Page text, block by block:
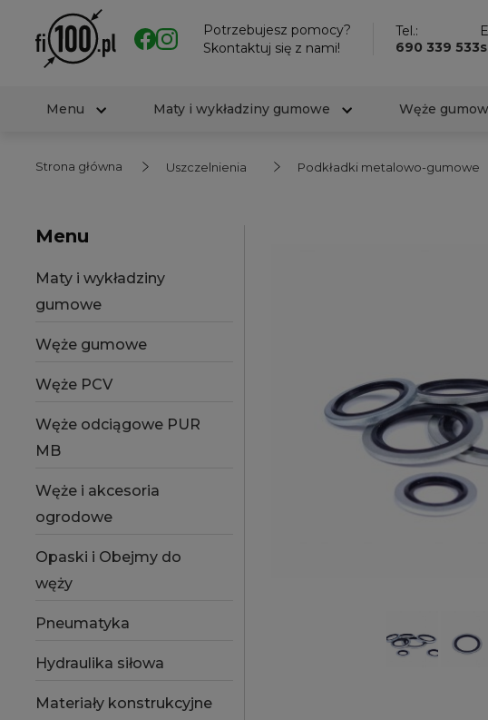
Potrzebujesz pomocy?
Skontaktuj się z nami!
Tel.:
690 339 533
Menu Maty i wykładziny gumowe Węże
Strona główna Uszczelnienia Podkładki metalowo-gumowe
Menu
Maty i wykładziny
gumowe
Węże gumowe
Węże PCV
Węże odciągowe PUR
MB
Węże i akcesoria
ogrodowe
Opaski i Obejmy do
węży
Pneumatyka
Hydraulika siłowa
Materiały konstrukcyjne